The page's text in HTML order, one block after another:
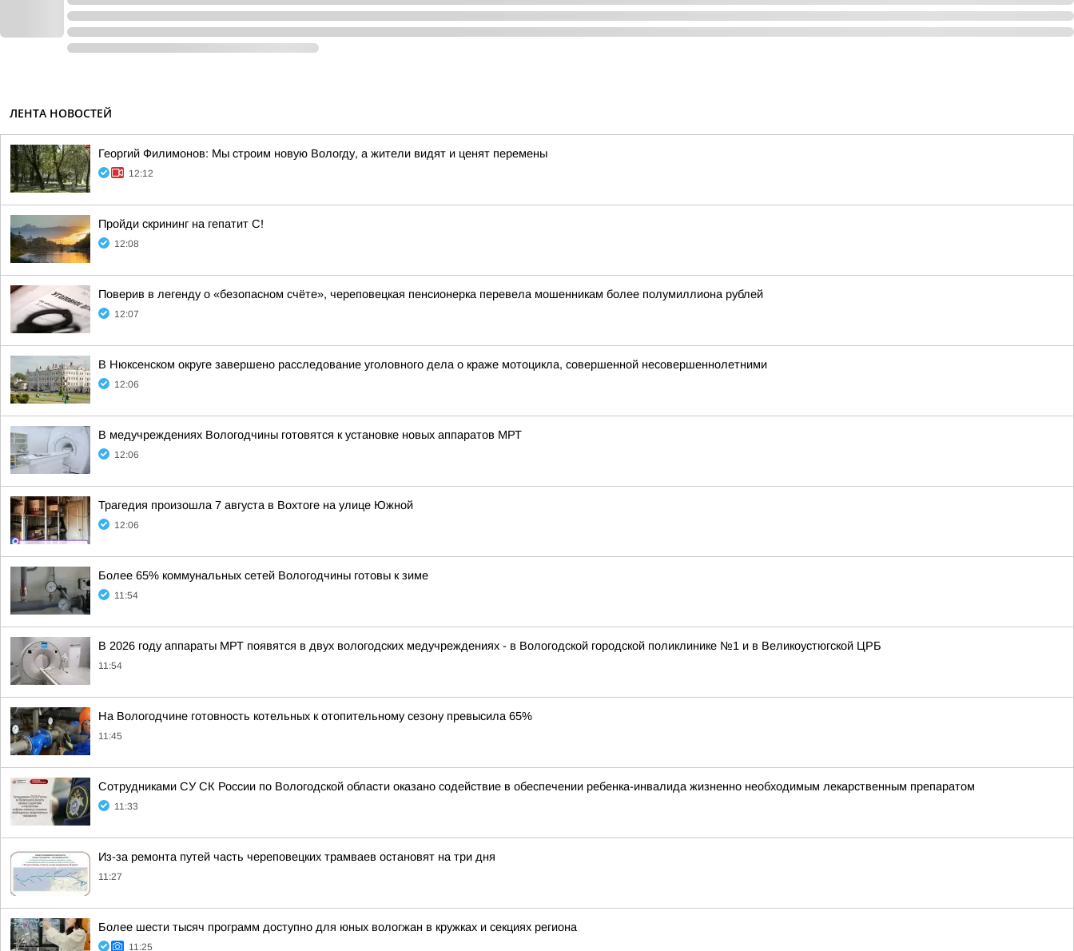
ЛЕНТА НОВОСТЕЙ
Георгий Филимонов: Мы строим новую Вологду, а жители видят и ценят перемены
12:12
Пройди скрининг на гепатит C!
12:08
Поверив в легенду о «безопасном счёте», череповецкая пенсионерка перевела мошенникам более полумиллиона рублей
12:07
В Нюксенском округе завершено расследование уголовного дела о краже мотоцикла, совершенной несовершеннолетними
12:06
В медучреждениях Вологодчины готовятся к установке новых аппаратов МРТ
12:06
Трагедия произошла 7 августа в Вохтоге на улице Южной
12:06
Более 65% коммунальных сетей Вологодчины готовы к зиме
11:54
В 2026 году аппараты МРТ появятся в двух вологодских медучреждениях - в Вологодской городской поликлинике №1 и в Великоустюгской ЦРБ
11:54
На Вологодчине готовность котельных к отопительному сезону превысила 65%
11:45
Сотрудниками СУ СК России по Вологодской области оказано содействие в обеспечении ребенка-инвалида жизненно необходимым лекарственным препаратом
11:33
Из-за ремонта путей часть череповецких трамваев остановят на три дня
11:27
Более шести тысяч программ доступно для юных вологжан в кружках и секциях региона
11:25